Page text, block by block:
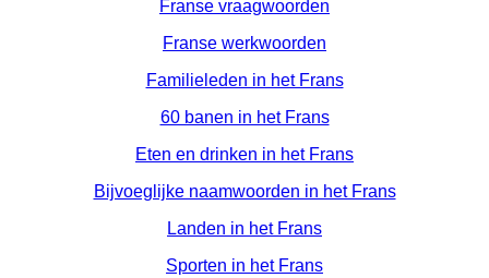
Franse vraagwoorden
Franse werkwoorden
Familieleden in het Frans
60 banen in het Frans
Eten en drinken in het Frans
Bijvoeglijke naamwoorden in het Frans
Landen in het Frans
Sporten in het Frans